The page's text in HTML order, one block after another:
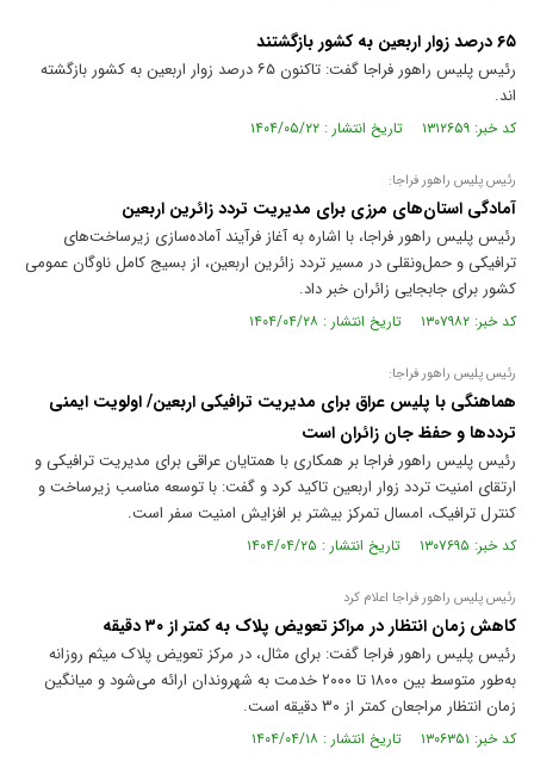
۶۵ درصد زوار اربعین به کشور بازگشتند
رئیس پلیس راهور فراجا گفت: تاکنون ۶۵ درصد زوار اربعین به کشور بازگشته
اند.
کد خبر: ۱۳۱۲۶۵۹ تاریخ انتشار : ۱۴۰۴/۰۵/۲۲
رئیس پلیس راهور فراجا:
آمادگی استان‌های مرزی برای مدیریت تردد زائرین اربعین
رئیس پلیس راهور فراجا، با اشاره به آغاز فرآیند آماده‌سازی زیرساخت‌های
ترافیکی و حمل‌ونقلی در مسیر تردد زائرین اربعین، از بسیج کامل ناوگان عمومی
کشور برای جابجایی زائران خبر داد.
کد خبر: ۱۳۰۷۹۸۲ تاریخ انتشار : ۱۴۰۴/۰۴/۲۸
رئیس پلیس راهور فراجا:
هماهنگی با پلیس عراق برای مدیریت ترافیکی اربعین/ اولویت ایمنی
ترددها و حفظ جان زائران است
رئیس پلیس راهور فراجا بر همکاری با همتایان عراقی برای مدیریت ترافیکی و
ارتقای امنیت تردد زوار اربعین تاکید کرد و گفت: با توسعه مناسب زیرساخت و
کنترل ترافیک، امسال تمرکز بیشتر بر افزایش امنیت سفر است.
کد خبر: ۱۳۰۷۶۹۵ تاریخ انتشار : ۱۴۰۴/۰۴/۲۵
رئیس پلیس راهور فراجا اعلام کرد
کاهش زمان انتظار در مراکز تعویض پلاک به کمتر از ۳۰ دقیقه
رئیس پلیس راهور فراجا گفت: برای مثال، در مرکز تعویض پلاک میثم روزانه
به‌طور متوسط بین ۱۸۰۰ تا ۲۰۰۰ خدمت به شهروندان ارائه می‌شود و میانگین
زمان انتظار مراجعان کمتر از ۳۰ دقیقه است.
کد خبر: ۱۳۰۶۳۵۱ تاریخ انتشار : ۱۴۰۴/۰۴/۱۸